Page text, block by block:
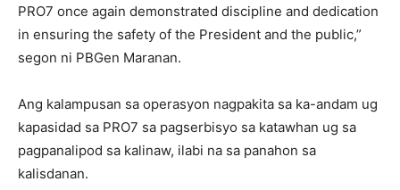
PRO7 once again demonstrated discipline and dedication
in ensuring the safety of the President and the public,”
segon ni PBGen Maranan.
Ang kalampusan sa operasyon nagpakita sa ka-andam ug
kapasidad sa PRO7 sa pagserbisyo sa katawhan ug sa
pagpanalipod sa kalinaw, ilabi na sa panahon sa
kalisdanan.